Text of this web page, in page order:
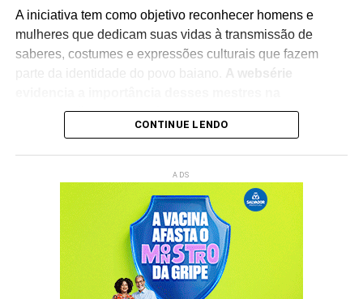
A iniciativa tem como objetivo reconhecer homens e
mulheres que dedicam suas vidas à transmissão de
saberes, costumes e expressões culturais que fazem
parte da identidade do povo baiano.
A websérie
preservação do patrimônio imaterial, reforçando o
papel da cultura popular na construção da memória
O lançamento integra a programação doRede Capoeira
evento que reúne artistas, pesquisadores, representantes
de movimentos culturais e admiradores da cultura afro-
A cerimônia contará com a participação da
ministra da Cultura, Margareth Menezes
debate sobre políticas públicas voltadas à valorização
CONTINUE LENDO
ADS